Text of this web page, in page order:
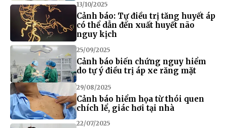
13/10/2025
Cảnh báo: Tự điều trị tăng huyết áp
có thể dẫn đến xuất huyết não
nguy kịch
25/09/2025
Cảnh báo biến chứng nguy hiểm
do tự ý điều trị áp xe răng mặt
29/08/2025
Cảnh báo hiểm họa từ thói quen
chích lể, giác hơi tại nhà
22/07/2025